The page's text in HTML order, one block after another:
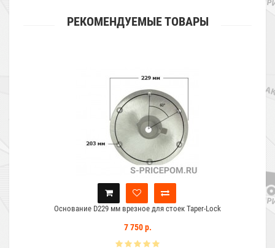
РЕКОМЕНДУЕМЫЕ ТОВАРЫ
Основание D229 мм врезное для стоек Taper-Lock
7 750 р.